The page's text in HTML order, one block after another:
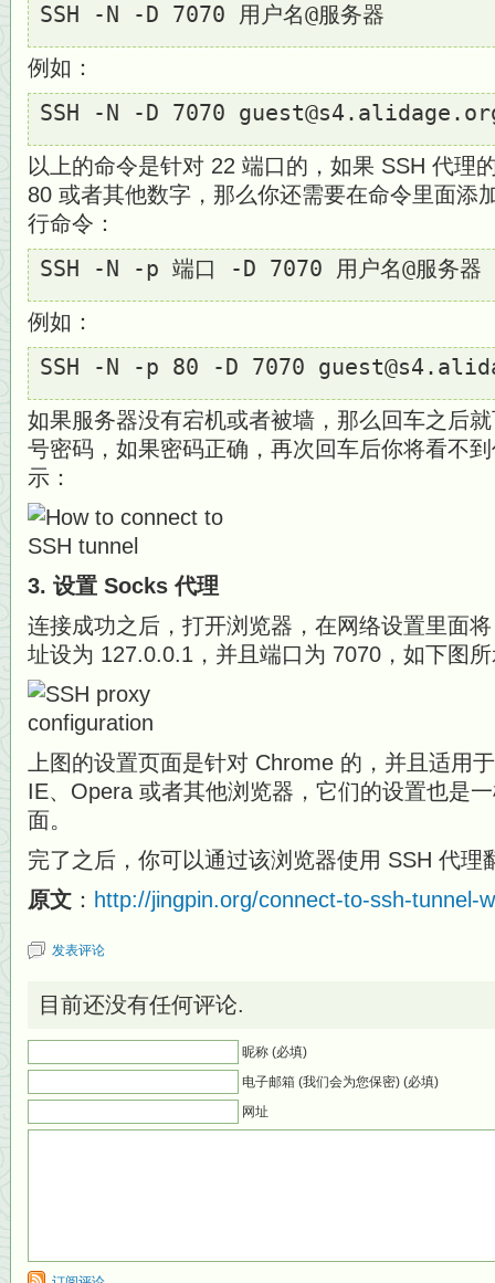
SSH -N -D 7070 用户名@服务器
例如：
SSH -N -D 7070
以上的命令是针对 22 端口的，如果 SSH 代理
80 或者其他数字，那么你还需要在命令里面添
行命令：
SSH -N -p 端口 -D 7070 用户名@服务器
例如：
SSH -N -p 80 -D 7070
如果服务器没有宕机或者被墙，那么回车之后
号密码，如果密码正确，再次回车后你将看不
示：
3. 设置 Socks 代理
连接成功之后，打开浏览器，在网络设置里面
址设为 127.0.0.1，并且端口为 7070，如下图
上图的设置页面是针对 Chrome 的，并且适用
IE、Opera 或者其他浏览器，它们的设置也是
面。
完了之后，你可以通过该浏览器使用 SSH 代理
原文 ： http://jingpin.org/connect-to-ssh-tunnel-
发表评论
目前还没有任何评论.
昵称 (必填)
电子邮箱 (我们会为您保密) (必填)
网址